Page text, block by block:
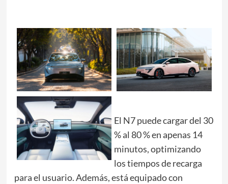
El N7 puede cargar del 30
% al 80 % en apenas 14
minutos, optimizando
los tiempos de recarga
para el usuario. Además, está equipado con